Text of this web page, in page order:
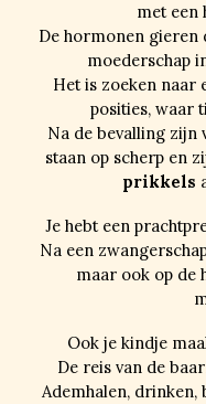
met een
De hormonen
moederschap
Het is zoeken naar
posities, waar
Na de bevalling zijn
staan op scherp en
prikkels
Je hebt een
Na een
maar ook op de
Ook je kindje
De reis van de
Ademhalen, drinken,